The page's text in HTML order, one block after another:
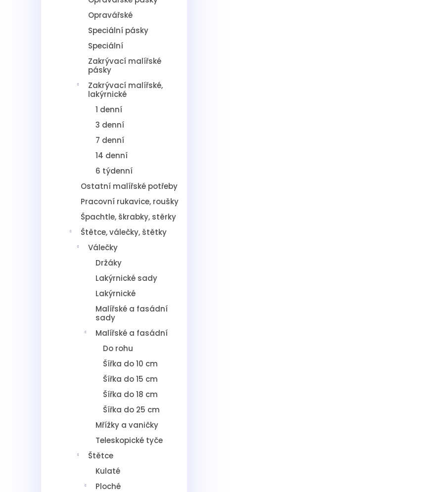
Opravářské
Speciální pásky
Speciální
Zakrývací malířské
pásky
Zakrývací malířské,
lakýrnické
1 denní
3 denní
7 denní
14 denní
6 týdenní
Ostatní malířské potřeby
Pracovní rukavice, roušky
Špachtle, škrabky, stěrky
Štětce, válečky, štětky
Válečky
Držáky
Lakýrnické sady
Lakýrnické
Malířské a fasádní
sady
Malířské a fasádní
Do rohu
Šířka do 10 cm
Šířka do 15 cm
Šířka do 18 cm
Šířka do 25 cm
Mřížky a vaničky
Teleskopické tyče
Štětce
Kulaté
Ploché